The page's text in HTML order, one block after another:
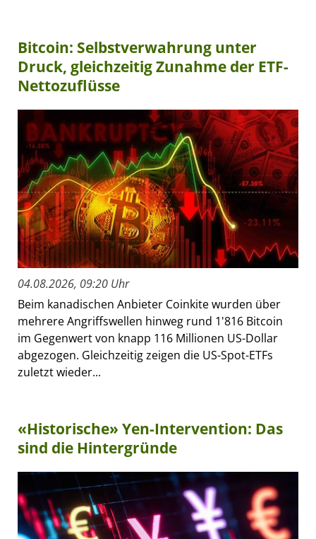
Bitcoin: Selbstverwahrung unter
Druck, gleichzeitig Zunahme der ETF-
Nettozuflüsse
04.08.2026, 09:20 Uhr
Beim kanadischen Anbieter Coinkite wurden über
mehrere Angriffswellen hinweg rund 1'816 Bitcoin
im Gegenwert von knapp 116 Millionen US-Dollar
abgezogen. Gleichzeitig zeigen die US-Spot-ETFs
zuletzt wieder...
«Historische» Yen-Intervention: Das
sind die Hintergründe